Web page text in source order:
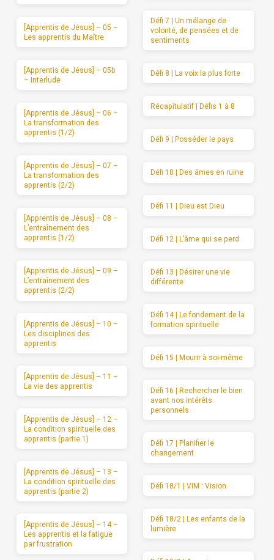
[Apprentis de Jésus] – 05 –
Les apprentis du Maître
[Apprentis de Jésus] – 05b
– Interlude
[Apprentis de Jésus] – 06 –
La transformation des
apprentis (1/2)
[Apprentis de Jésus] – 07 –
La transformation des
apprentis (2/2)
[Apprentis de Jésus] – 08 –
L’entraînement des
apprentis (1/2)
[Apprentis de Jésus] – 09 –
L’entraînement des
apprentis (2/2)
[Apprentis de Jésus] – 10 –
Les disciplines des
apprentis
[Apprentis de Jésus] – 11 –
La vie des apprentis
[Apprentis de Jésus] – 12 –
La condition spirituelle des
apprentis (partie 1)
[Apprentis de Jésus] – 13 –
La condition spirituelle des
apprentis (partie 2)
[Apprentis de Jésus] – 14 –
Les apprentis et la fatigue
par frustration
Défi 7 | Un mélange de
volonté, de pensées et de
sentiments
Défi 8 | La voix la plus forte
Récapitulatif | Défis 1 à 8
Défi 9 | Posséder le pays
Défi 10 | Des âmes en ruine
Défi 11 | Dieu est Dieu
Défi 12 | L’âme qui se perd
Défi 13 | Désirer une vie
différente
Défi 14 | Le fondement de la
formation spirituelle
Défi 15 | Mourir à soi-même
Défi 16 | Rechercher le bien
avant nos intérêts
personnels
Défi 17 | Planifier le
changement
Défi 18/1 | VIM : Vision
Défi 18/2 | Les enfants de la
lumière